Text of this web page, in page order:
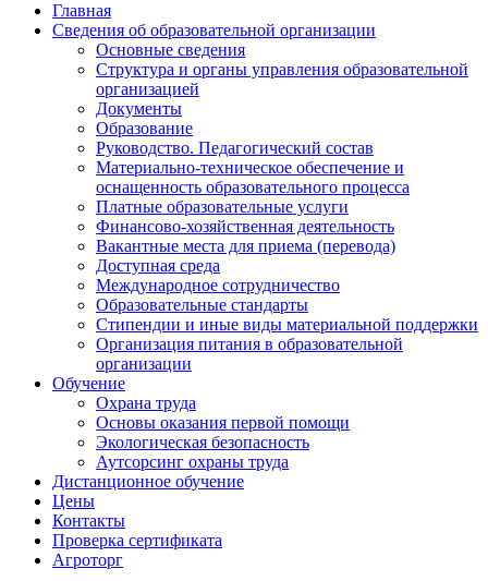
Главная
Сведения об образовательной организации
Основные сведения
Структура и органы управления образовательной
организацией
Документы
Образование
Руководство. Педагогический состав
Материально-техническое обеспечение и
оснащенность образовательного процесса
Платные образовательные услуги
Финансово-хозяйственная деятельность
Вакантные места для приема (перевода)
Доступная среда
Международное сотрудничество
Образовательные стандарты
Стипендии и иные виды материальной поддержки
Организация питания в образовательной
организации
Обучение
Охрана труда
Основы оказания первой помощи
Экологическая безопасность
Аутсорсинг охраны труда
Дистанционное обучение
Цены
Контакты
Проверка сертификата
Агроторг